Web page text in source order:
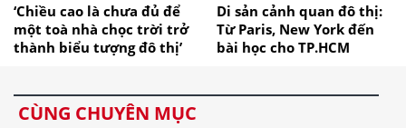
‘Chiều cao là chưa đủ để
một toà nhà chọc trời trở
thành biểu tượng đô thị’
Di sản cảnh quan đô thị:
Từ Paris, New York đến
bài học cho TP.HCM
CÙNG CHUYÊN MỤC